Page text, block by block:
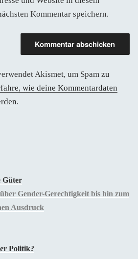
Kommentar speichern.
wie deine Kommentardaten
Güter
Gender-Gerechtigkeit bis hin zum
Ausdruck
Politik?